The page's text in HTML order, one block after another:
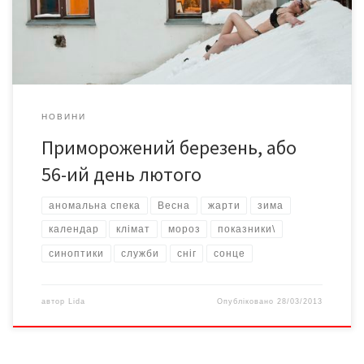
температури реєструють як у теплу, так і у холодну пору року.
[…]
НОВИНИ
Приморожений березень, або
56-ий день лютого
аномальна спека Весна жарти зима
календар клімат мороз показники\
синоптики служби сніг сонце
автор Lida Опубліковано 28/03/2013